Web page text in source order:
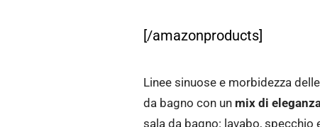
[/amazonproducts]
Linee sinuose e morbidezza
da bagno con un mix di
sala da bagno: lavabo, specchio